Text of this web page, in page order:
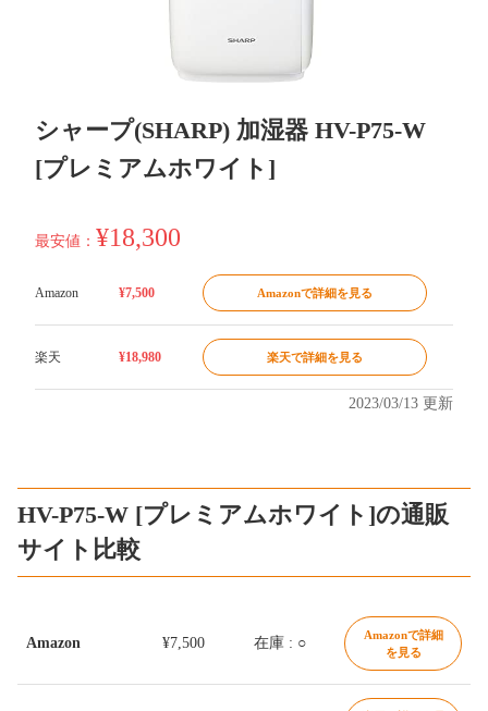
シャープ(SHARP) 加湿器 HV-P75-W
[プレミアムホワイト]
最安値： ¥18,300
Amazon ¥7,500 Amazonで詳細を見る
楽天 ¥18,980 楽天で詳細を見る
2023/03/13 更新
HV-P75-W [プレミアムホワイト]の通販
サイト比較
Amazon ¥7,500 在庫 : ○
Amazonで詳細
を見る